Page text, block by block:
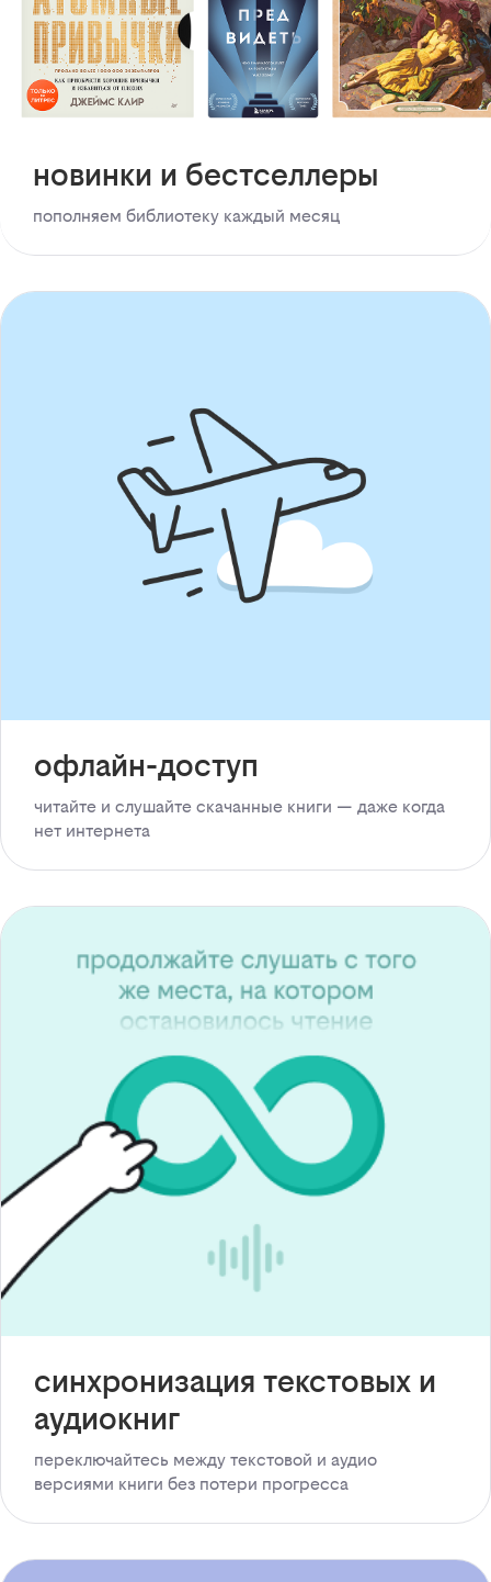
новинки и бестселлеры
пополняем библиотеку каждый месяц
офлайн-доступ
читайте и слушайте скачанные книги — даже когда
нет интернета
синхронизация текстовых и
аудиокниг
переключайтесь между текстовой и аудио
версиями книги без потери прогресса